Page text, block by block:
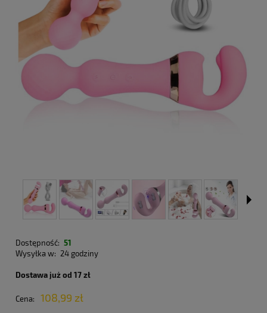
Dostępność: 51
Wysyłka w: 24 godziny
Dostawa już od 17 zł
Cena:
108,99 zł